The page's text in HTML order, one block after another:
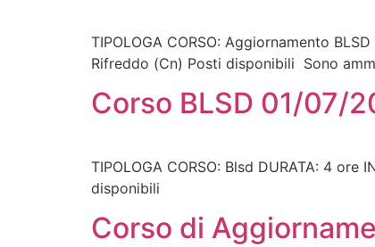
TIPOLOGA CORSO: Aggiornamento
Rifreddo (Cn) Posti disponibili Sono
Corso BLSD 01/07/
TIPOLOGA CORSO: Blsd DURATA: 4
disponibili
Corso di